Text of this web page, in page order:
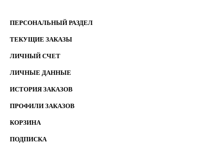
ПЕРСОНАЛЬНЫЙ РАЗДЕЛ
ТЕКУЩИЕ ЗАКАЗЫ
ЛИЧНЫЙ СЧЕТ
ЛИЧНЫЕ ДАННЫЕ
ИСТОРИЯ ЗАКАЗОВ
ПРОФИЛИ ЗАКАЗОВ
КОРЗИНА
ПОДПИСКА